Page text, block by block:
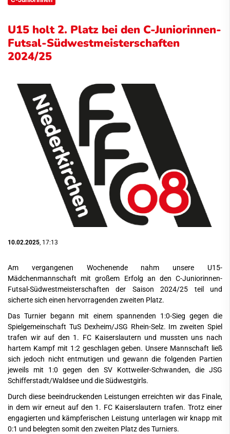
U15 holt 2. Platz bei den C-Juniorinnen-
Futsal-Südwestmeisterschaften
2024/25
10.02.2025 , 17:13
Am vergangenen Wochenende nahm unsere U15-
Mädchenmannschaft mit großem Erfolg an den C-Juniorinnen-
Futsal-Südwestmeisterschaften der Saison 2024/25 teil und
sicherte sich einen hervorragenden zweiten Platz.
Das Turnier begann mit einem spannenden 1:0-Sieg gegen die
Spielgemeinschaft TuS Dexheim/JSG Rhein-Selz. Im zweiten Spiel
trafen wir auf den 1. FC Kaiserslautern und mussten uns nach
hartem Kampf mit 1:2 geschlagen geben. Unsere Mannschaft ließ
sich jedoch nicht entmutigen und gewann die folgenden Partien
jeweils mit 1:0 gegen den SV Kottweiler-Schwanden, die JSG
Schifferstadt/Waldsee und die Südwestgirls.
Durch diese beeindruckenden Leistungen erreichten wir das Finale,
in dem wir erneut auf den 1. FC Kaiserslautern trafen. Trotz einer
engagierten und kämpferischen Leistung unterlagen wir knapp mit
0:1 und belegten somit den zweiten Platz des Turniers.